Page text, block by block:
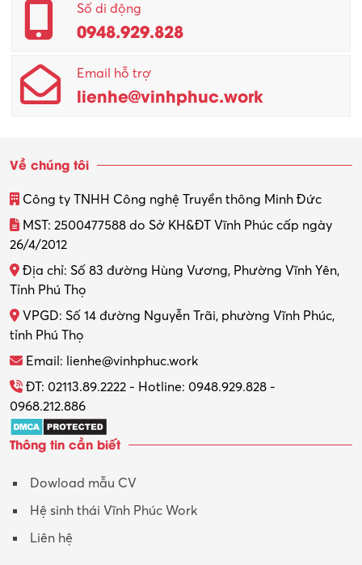
Số di động
0948.929.828
Email hỗ trợ
lienhe@vinhphuc.work
Về chúng tôi
Công ty TNHH Công nghệ Truyền thông Minh Đức
MST: 2500477588 do Sở KH&ĐT Vĩnh Phúc cấp ngày
26/4/2012
Địa chỉ: Số 83 đường Hùng Vương, Phường Vĩnh Yên,
Tỉnh Phú Thọ
VPGD: Số 14 đường Nguyễn Trãi, phường Vĩnh Phúc,
tỉnh Phú Thọ
Email: lienhe@vinhphuc.work
ĐT: 02113.89.2222 - Hotline: 0948.929.828 -
0968.212.886
Thông tin cần biết
Dowload mẫu CV
Hệ sinh thái Vĩnh Phúc Work
Liên hệ